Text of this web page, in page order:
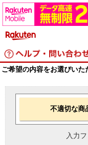
ご希望の内容をお選びいた
不適切な商
入力